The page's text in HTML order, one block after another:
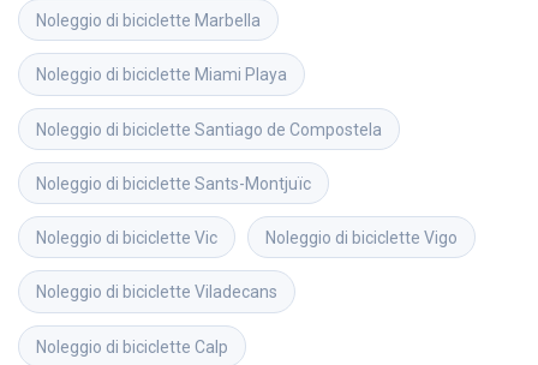
Noleggio di biciclette Marbella
Noleggio di biciclette Miami Playa
Noleggio di biciclette Santiago de Compostela
Noleggio di biciclette Sants-Montjuïc
Noleggio di biciclette Vic Noleggio di biciclette Vigo
Noleggio di biciclette Viladecans
Noleggio di biciclette Calp